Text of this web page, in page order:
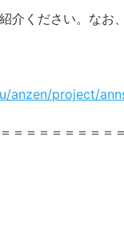
介ください。なお
anzen/project/
＝＝＝＝＝＝＝＝